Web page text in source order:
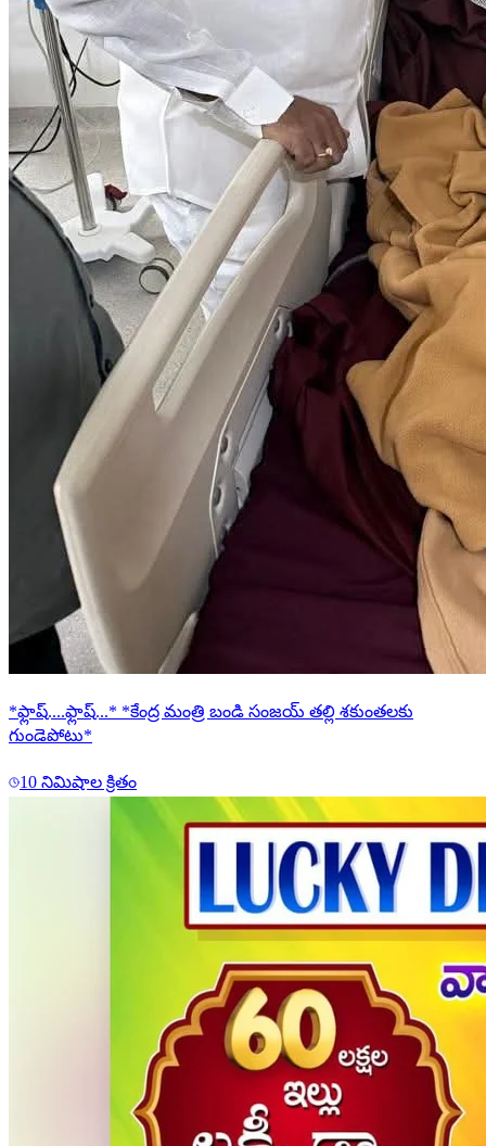
*ఫ్లాష్....ఫ్లాష్...* *కేంద్ర మంత్రి బండి సంజయ్ తల్లి శకుంతలకు
గుండెపోటు*
10 నిమిషాల క్రితం